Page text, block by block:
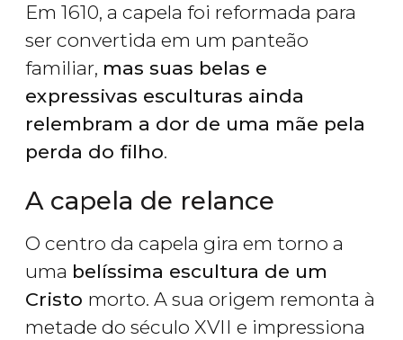
Em 1610, a capela foi reformada para
ser convertida em um panteão
familiar, mas suas belas e
expressivas esculturas ainda
relembram a dor de uma mãe pela
perda do filho.
A capela de relance
O centro da capela gira em torno a
uma belíssima escultura de um
Cristo morto. A sua origem remonta à
metade do século XVII e impressiona